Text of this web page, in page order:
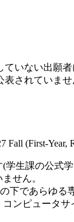
いない出願
されていま
Fall (First-Year,
学生課の公
せん。
下であらゆ
ンピュータ